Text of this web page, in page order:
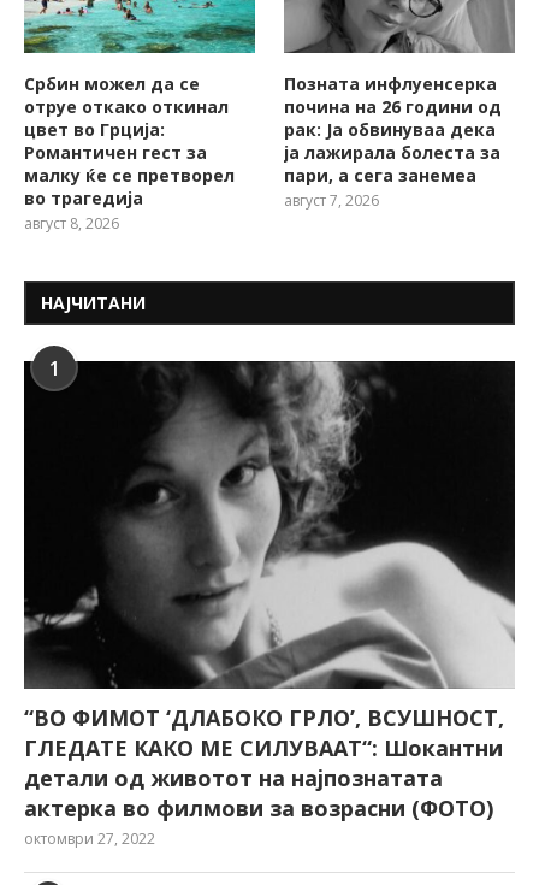
Србин можел да се
отруе откако откинал
цвет во Грција:
Романтичен гест за
малку ќе се претворел
во трагедија
август 8, 2026
Позната инфлуенсерка
почина на 26 години од
рак: Ја обвинуваа дека
ја лажирала болеста за
пари, а сега занемеа
август 7, 2026
НАЈЧИТАНИ
1
“ВО ФИМОТ ‘ДЛАБОКО ГРЛО’, ВСУШНОСТ,
ГЛЕДАТЕ КАКО МЕ СИЛУВААТ“: Шокантни
детали од животот на најпознатата
актерка во филмови за возрасни (ФОТО)
октомври 27, 2022